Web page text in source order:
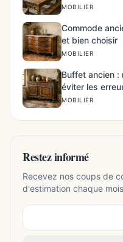
MOBILIER
Commode
et bien choisir
MOBILIER
Buffet ancien :
éviter les
MOBILIER
Restez informé
Recevez nos coups de
d'estimation chaque